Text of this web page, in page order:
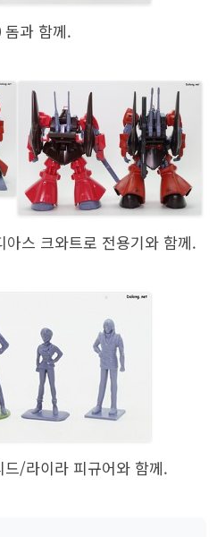
과 함께.
스 크와트로 전용기와 함께.
/라이라 피규어와 함께.